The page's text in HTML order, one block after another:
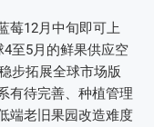
莓12月中旬即可上
至5月的鲜果供应空
步拓展全球市场版
有待完善、种植管理
端老旧果园改造难度